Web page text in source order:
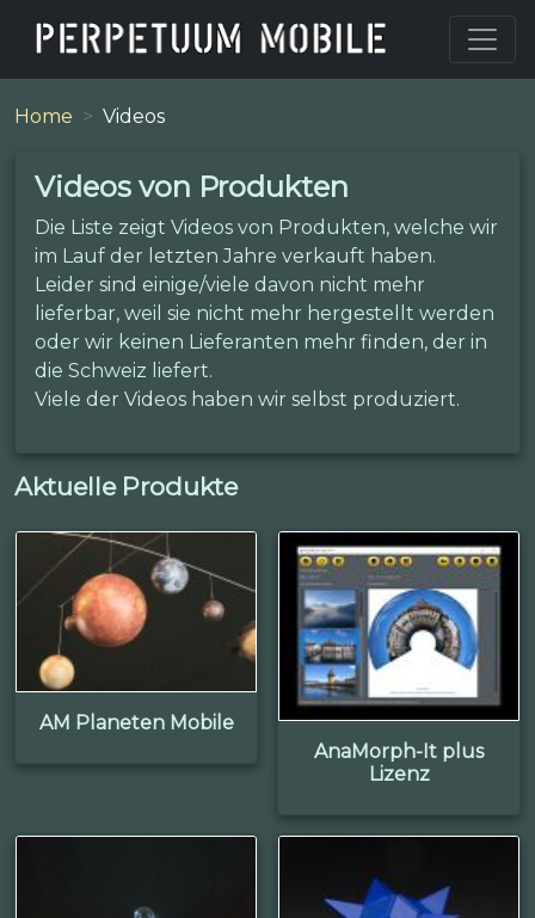
Home Videos
Videos von Produkten
Die Liste zeigt Videos von Produkten, welche wir
im Lauf der letzten Jahre verkauft haben.
Leider sind einige/viele davon nicht mehr
lieferbar, weil sie nicht mehr hergestellt werden
oder wir keinen Lieferanten mehr finden, der in
die Schweiz liefert.
Viele der Videos haben wir selbst produziert.
Aktuelle Produkte
AM Planeten Mobile
AnaMorph-It plus
Lizenz